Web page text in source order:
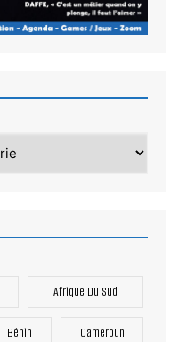
Afrique Du Sud
Bénin Cameroun